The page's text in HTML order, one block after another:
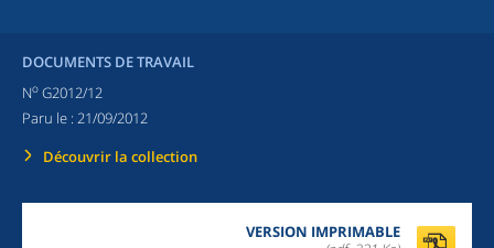
DOCUMENTS DE TRAVAIL
No G2012/12
Paru le : 21/09/2012
Découvrir la collection
VERSION IMPRIMABLE